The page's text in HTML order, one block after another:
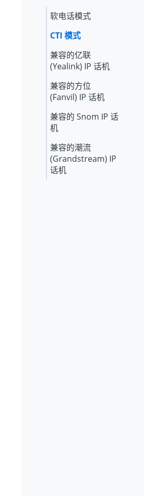
软电话模式
CTI 模式
兼容的亿联
(Yealink) IP 话机
兼容的方位
(Fanvil) IP 话机
兼容的 Snom IP 话
机
兼容的潮流
(Grandstream) IP
话机